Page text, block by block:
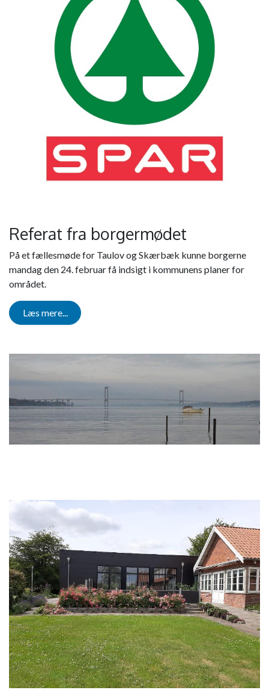
Referat fra borgermødet
På et fællesmøde for Taulov og Skærbæk kunne borgerne
mandag den 24. februar få indsigt i kommunens planer for
området.
Læs mere...